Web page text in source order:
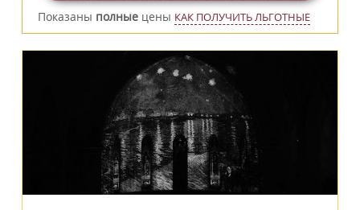
Показаны полные цены КАК ПОЛУЧИТЬ ЛЬГОТНЫЕ